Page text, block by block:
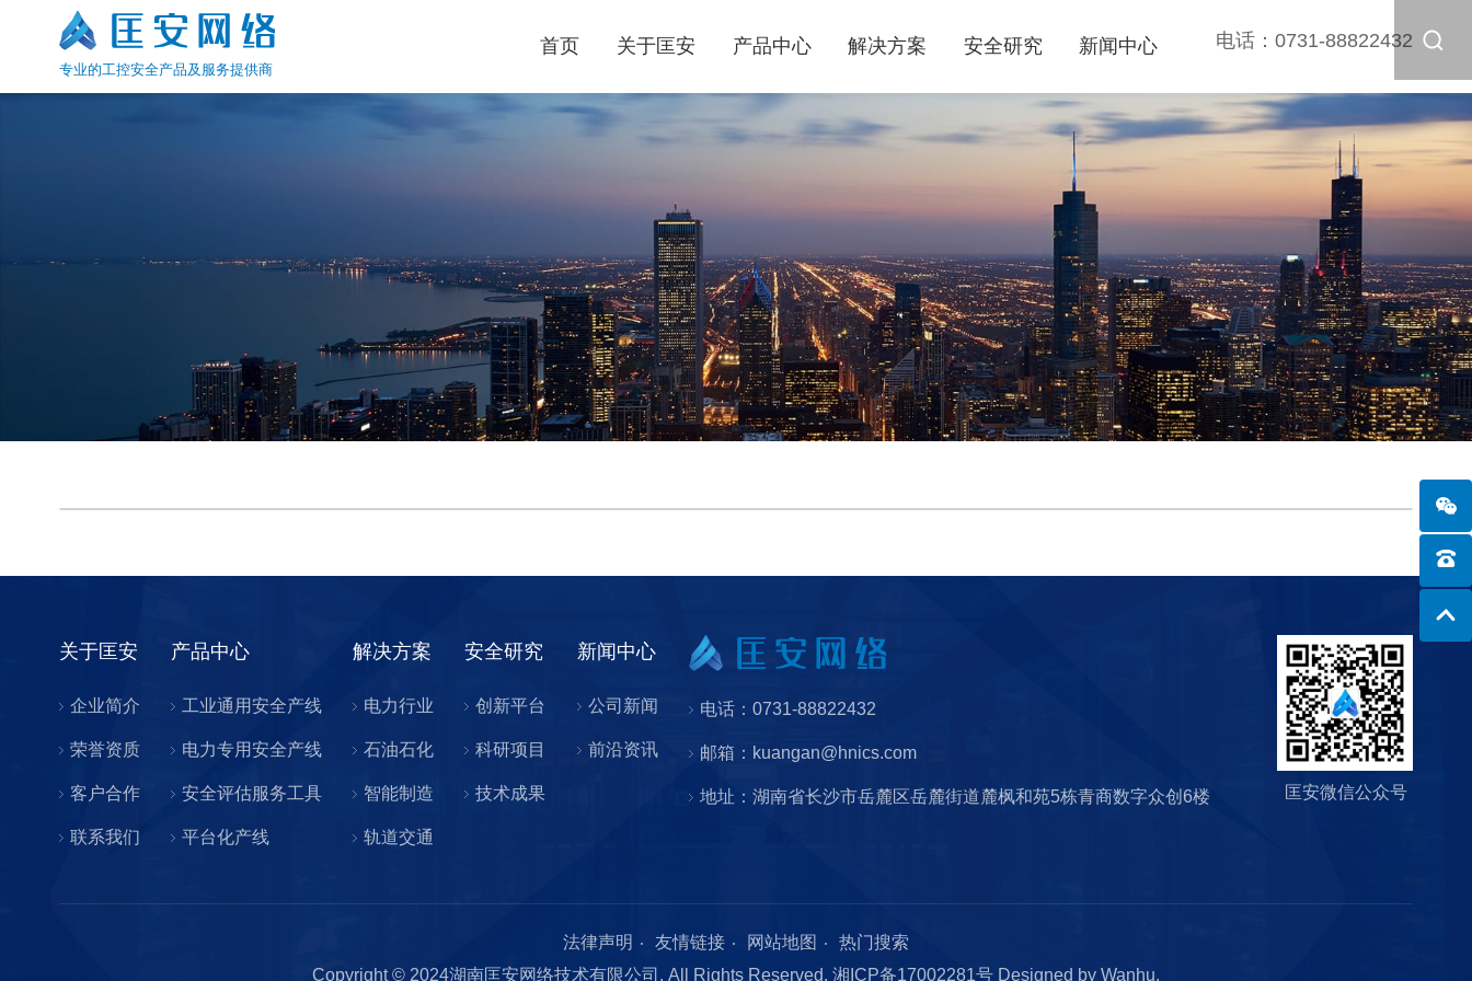
专业的工控安全产品及服务提供商
电话：0731-88822432
首页 关于匡安 产品中心 解决方案 安全研究 新闻中心
关于匡安
企业简介
荣誉资质
客户合作
联系我们
产品中心
工业通用安全产线
电力专用安全产线
安全评估服务工具
平台化产线
解决方案
电力行业
石油石化
智能制造
轨道交通
安全研究
创新平台
科研项目
技术成果
新闻中心
公司新闻
前沿资讯
电话：0731-88822432
邮箱：kuangan@hnics.com
地址：湖南省长沙市岳麓区岳麓街道麓枫和苑5栋青商数字众创6楼 匡安微信公众号
法律声明 友情链接 网站地图
热门搜索
Copyright © 2024湖南匡安网络技术有限公司. All Rights Reserved. 湘ICP备17002281号Designed by Wanhu.